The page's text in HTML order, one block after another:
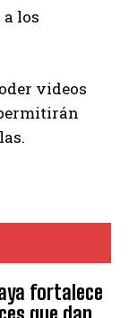
fortalece
los
videos